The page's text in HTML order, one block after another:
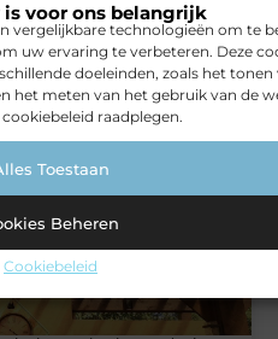
is voor ons belangrijk
vergelijkbare technologieën om te
uw ervaring te verbeteren. Deze
doeleinden, zoals het tonen
het meten van het gebruik van de
raadplegen.
Toestaan
Beheren
Cookiebeleid
VERBOUWEN